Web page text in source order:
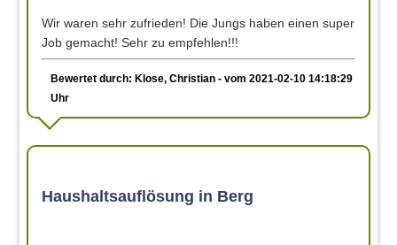
Wir waren sehr zufrieden! Die Jungs haben einen super
Job gemacht! Sehr zu empfehlen!!!
Bewertet durch: Klose, Christian - vom 2021-02-10 14:18:29
Uhr
Haushaltsauflösung in Berg